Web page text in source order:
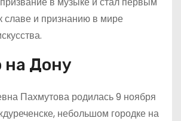
славе и признанию в мире
на Дону
Пахмутова родилась 9 ноября
небольшом городке на